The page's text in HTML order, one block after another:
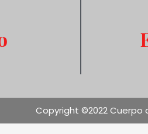
Copyright ©2022 Cuerpo